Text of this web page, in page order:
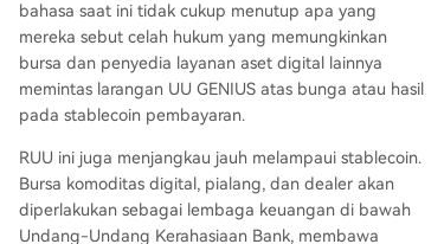
bahasa saat ini tidak cukup menutup apa yang
mereka sebut celah hukum yang memungkinkan
bursa dan penyedia layanan aset digital lainnya
memintas larangan UU GENIUS atas bunga atau hasil
pada stablecoin pembayaran.
RUU ini juga menjangkau jauh melampaui stablecoin.
Bursa komoditas digital, pialang, dan dealer akan
diperlakukan sebagai lembaga keuangan di bawah
Undang-Undang Kerahasiaan Bank, membawa